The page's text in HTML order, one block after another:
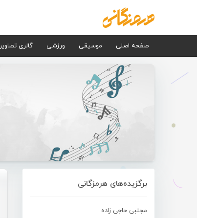
صفحه اصلی موسیقی ورزشی گالری تصاویر
برگزیده‌های هرمزگانی
مجتبی حاجی زاده